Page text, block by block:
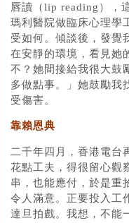
唇讀（lip reading），
瑪利醫院做臨床心理學
受如何。傾談後，發覺
在安靜的環境，看見她
不？她間接給我很大鼓
多做點事。」她鼓勵我
受傷害。
靠賴恩典
二千年四月，香港電台
花點工夫，得很留心觀
串，也能應付，於是重
令人滿意。正要投入工
達旦拍戲。我想，不能